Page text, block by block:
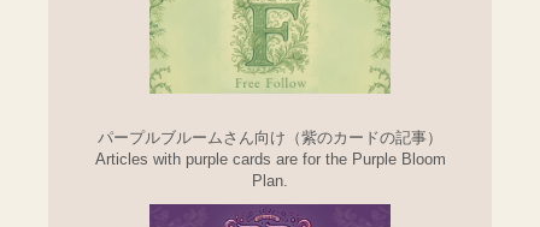
パープルブルームさん向け（紫のカードの記事）
Articles with purple cards are for the Purple Bloom
Plan.